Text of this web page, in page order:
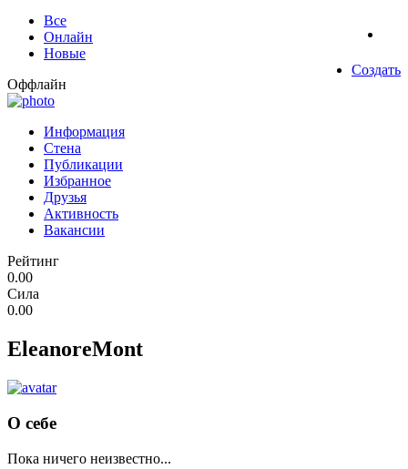
Все
Онлайн
Новые
Создать
Оффлайн
Информация
Стена
Публикации
Избранное
Друзья
Активность
Вакансии
Рейтинг
0.00
Сила
0.00
EleanoreMont
О себе
Пока ничего неизвестно...